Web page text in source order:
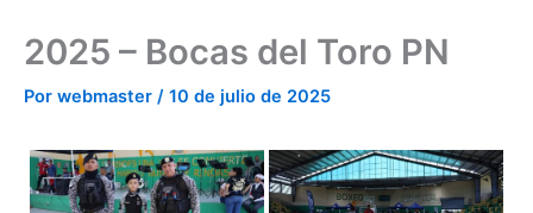
2025 – Bocas del Toro PN
Por webmaster / 10 de julio de 2025